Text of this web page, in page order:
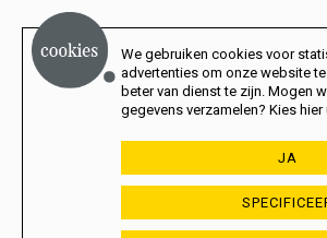
We gebruiken cookies voor
advertenties om onze website te
beter van dienst te zijn. Mogen
gegevens verzamelen? Kies hier
JA